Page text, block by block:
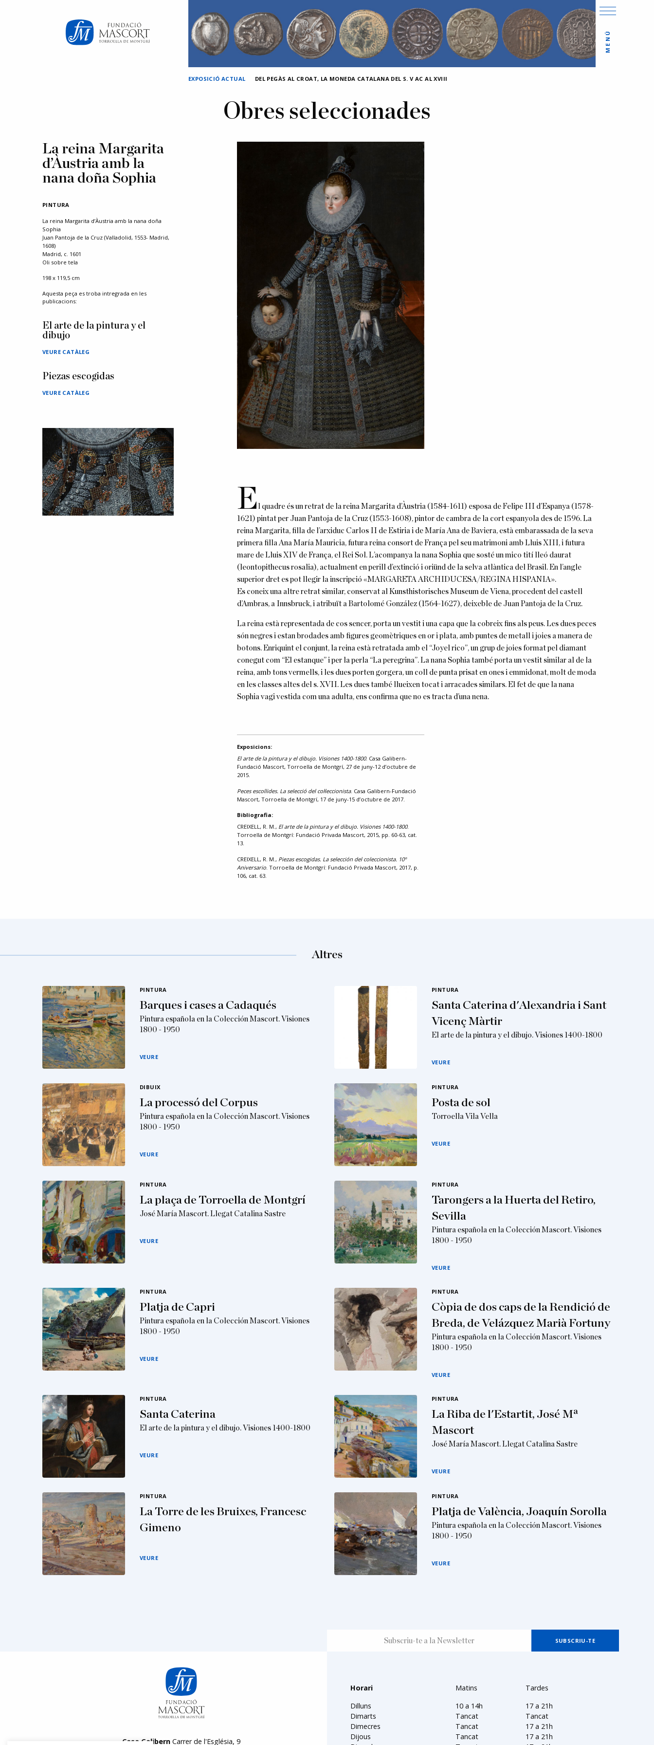
MENÚ
EXPOSICIÓ ACTUAL DEL PEGÀS AL CROAT, LA MONEDA CATALANA DEL S. V AC AL XVIII
Obres seleccionades
La reina Margarita
d’Àustria amb la
nana doña Sophia
PINTURA
La reina Margarita d’Àustria amb la nana doña
Sophia
Juan Pantoja de la Cruz (Valladolid, 1553- Madrid,
1608)
Madrid, c. 1601
Oli sobre tela
198 x 119,5 cm
Aquesta peça es troba intregrada en les
publicacions:
El arte de la pintura y el
dibujo
VEURE CATÀLEG
Piezas escogidas
VEURE CATÀLEG
E l quadre és un retrat de la reina Margarita d’Àustria (1584-1611) esposa de Felipe III d’Espanya (1578-
1621) pintat per Juan Pantoja de la Cruz (1553-1608), pintor de cambra de la cort espanyola des de 1596. La
reina Margarita, filla de l’arxiduc Carlos II de Estiria i de María Ana de Baviera, està embarassada de la seva
primera filla Ana María Mauricia, futura reina consort de França pel seu matrimoni amb Lluis XIII, i futura
mare de Lluis XIV de França, el Rei Sol. L’acompanya la nana Sophia que sosté un mico tití lleó daurat
(leontopithecus rosalia), actualment en perill d’extinció i oriünd de la selva atlàntica del Brasil. En l’angle
superior dret es pot llegir la inscripció «MARGARETA ARCHIDUCESA/REGINA HISPANIA».
Es coneix una altre retrat similar, conservat al Kunsthistorisches Museum de Viena, procedent del castell
d’Ambras, a Innsbruck, i atribuït a Bartolomé González (1564-1627), deixeble de Juan Pantoja de la Cruz.
La reina està representada de cos sencer, porta un vestit i una capa que la cobreix fins als peus. Les dues peces
són negres i estan brodades amb figures geomètriques en or i plata, amb puntes de metall i joies a manera de
botons. Enriquint el conjunt, la reina està retratada amb el “Joyel rico”, un grup de joies format pel diamant
conegut com “El estanque” i per la perla “La peregrina”. La nana Sophia també porta un vestit similar al de la
reina, amb tons vermells, i les dues porten gorgera, un coll de punta prisat en ones i emmidonat, molt de moda
en les classes altes del s. XVII. Les dues també llueixen tocat i arracades similars. El fet de que la nana
Sophia vagi vestida com una adulta, ens confirma que no es tracta d’una nena.
Exposicions:
El arte de la pintura y el dibujo. Visiones 1400-1800. Casa Galibern-
Fundació Mascort, Torroella de Montgrí, 27 de juny-12 d’octubre de
2015.
Peces escollides. La selecció del col·leccionista. Casa Galibern-Fundació
Mascort, Torroella de Montgrí, 17 de juny-15 d’octubre de 2017.
Bibliografia:
CREIXELL, R. M., El arte de la pintura y el dibujo. Visiones 1400-1800.
Torroella de Montgrí: Fundació Privada Mascort, 2015, pp. 60-63, cat.
13.
CREIXELL, R. M., Piezas escogidas. La selección del coleccionista. 10º
Aniversario. Torroella de Montgrí: Fundació Privada Mascort, 2017, p.
106, cat. 63.
Altres
PINTURA
Barques i cases a Cadaqués
Pintura española en la Colección Mascort. Visiones
1800 - 1950
VEURE
PINTURA
Santa Caterina d'Alexandria i Sant
Vicenç Màrtir
El arte de la pintura y el dibujo. Visiones 1400-1800
VEURE
DIBUIX
La processó del Corpus
Pintura española en la Colección Mascort. Visiones
1800 - 1950
VEURE
PINTURA
Posta de sol
Torroella Vila Vella
VEURE
PINTURA
La plaça de Torroella de Montgrí
José María Mascort. Llegat Catalina Sastre
VEURE
PINTURA
Tarongers a la Huerta del Retiro,
Sevilla
Pintura española en la Colección Mascort. Visiones
1800 - 1950
VEURE
PINTURA
Platja de Capri
Pintura española en la Colección Mascort. Visiones
1800 - 1950
VEURE
PINTURA
Còpia de dos caps de la Rendició de
Breda, de Velázquez Marià Fortuny
Pintura española en la Colección Mascort. Visiones
1800 - 1950
VEURE
PINTURA
Santa Caterina
El arte de la pintura y el dibujo. Visiones 1400-1800
VEURE
PINTURA
La Riba de l'Estartit, José Mª
Mascort
José María Mascort. Llegat Catalina Sastre
VEURE
PINTURA
La Torre de les Bruixes, Francesc
Gimeno
VEURE
PINTURA
Platja de València, Joaquín Sorolla
Pintura española en la Colección Mascort. Visiones
1800 - 1950
VEURE
Casa GalibernCarrer de l'Església, 9
Horari Matins
Tardes
Dilluns
10 a 14h
17 a 21h
Dimarts
Tancat
Tancat
Dimecres
Tancat
17 a 21h
Dijous
Tancat
17 a 21h